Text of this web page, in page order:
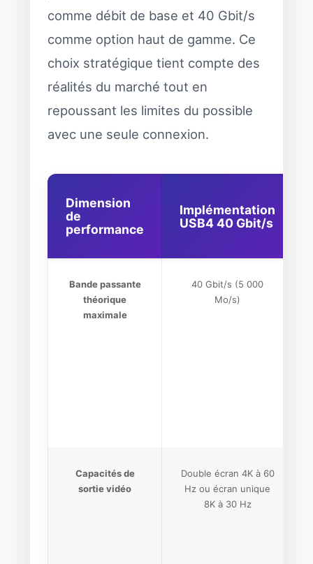
comme débit de base et 40 Gbit/s
comme option haut de gamme. Ce
choix stratégique tient compte des
réalités du marché tout en
repoussant les limites du possible
avec une seule connexion.
Dimension
de
performance
Implémentation
USB4 40 Gbit/s
Bande passante
théorique
maximale
40 Gbit/s (5 000
Mo/s)
Capacités de
sortie vidéo
Double écran 4K à 60
Hz ou écran unique
8K à 30 Hz